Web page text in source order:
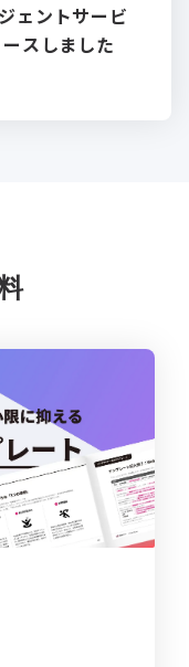
ェントサービ
スしました